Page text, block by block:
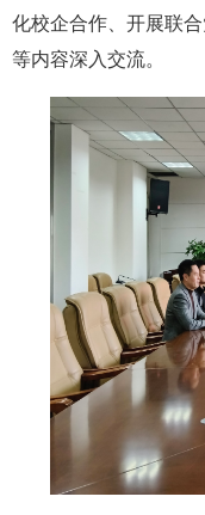
化校企合作、开展联
等内容深入交流。